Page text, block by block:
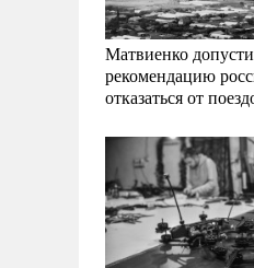
Матвиенко
рекомендацию
отказаться от